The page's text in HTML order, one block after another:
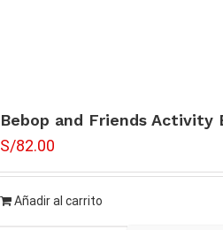
Bebop and Friends Activity
S/82.00
Añadir al carrito